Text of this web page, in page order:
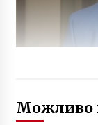
Можливо